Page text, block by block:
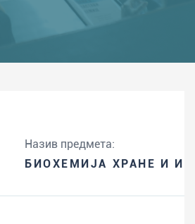
Назив предмета:
БИОХЕМИЈА ХРАНЕ И